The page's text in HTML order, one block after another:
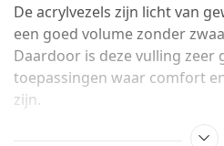
De acrylvezels zijn licht van
een goed volume zonder
Daardoor is deze vulling zeer
toepassingen waar comfort
zijn.
Panda® Bonte Acrylvulling is